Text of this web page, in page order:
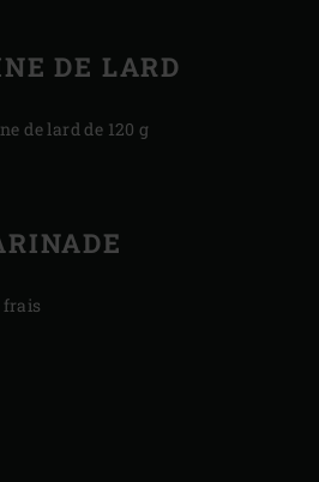
DE LARD
de lard de 120 g
frais